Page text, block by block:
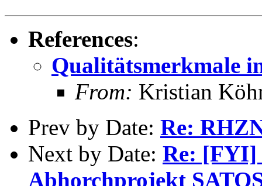
References:
Qualitätsmerkmale
From: Kristian
Prev by Date: Re:
Next by Date: Re: [FYI]
Abhorchprojekt